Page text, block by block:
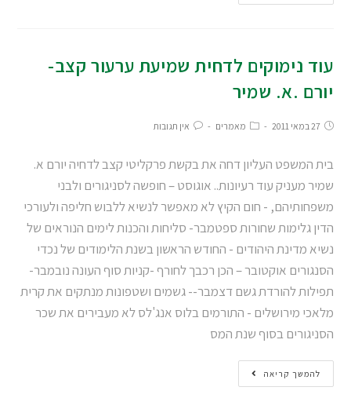
עוד נימוקים לדחית שמיעת ערעור קצב-
יורם .א. שמיר
27 במאי 2011 מאמרים אין תגובות
בית המשפט העליון דחה את בקשת פרקליטי קצב לדחיה יורם א.
שמיר מעניק עוד רעיונות.. אוגוסט – חופשה לסניגורים ולבני
משפחותיהם, - חום הקיץ לא מאפשר לנשיא ללבוש חליפה ולעורכי
הדין גלימות שחורות ספטמבר- סליחות והכנות לימים הנוראים של
נשיא מדינת היהודים - החודש הראשון בשנת הלימודים של נכדי
הסנגורים אוקטובר – הכן רכבך לחורף -קניות סוף העונה נובמבר-
תפילות להורדת גשם דצמבר-- גשמים ושטפונות מנתקים את קרית
מלאכי מירושלים - התורמים בלוס אנג'לס לא מעבירים את שכר
הסניגורים בסוף שנת המס
להמשך קריאה